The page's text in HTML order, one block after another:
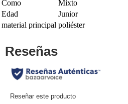
Como
Mixto
Edad
Junior
material principal poliéster